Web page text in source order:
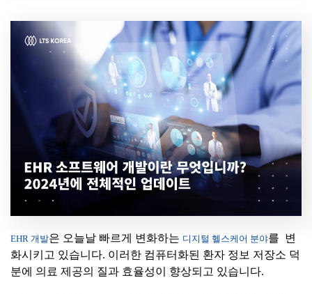
EHR 개발은 오늘날 빠르게 변화하는 디지털 헬스케어 분야를 변
화시키고 있습니다. 이러한 컴퓨터화된 환자 정보 저장소 덕
분에 의료 제공의 질과 효율성이 향상되고 있습니다.